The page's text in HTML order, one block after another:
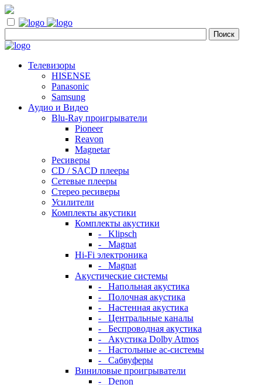
Телевизоры
HISENSE
Panasonic
Samsung
Аудио и Видео
Blu-Ray проигрыватели
Pioneer
Reavon
Magnetar
Ресиверы
CD / SACD плееры
Сетевые плееры
Стерео ресиверы
Усилители
Комплекты акустики
Комплекты акустики
- Klipsch
- Magnat
Hi-Fi электроника
- Magnat
Акустические системы
- Напольная акустика
- Полочная акустика
- Настенная акустика
- Центральные каналы
- Беспроводная акустика
- Акустика Dolby Atmos
- Настольные ас-системы
- Сабвуферы
Виниловые проигрыватели
- Denon